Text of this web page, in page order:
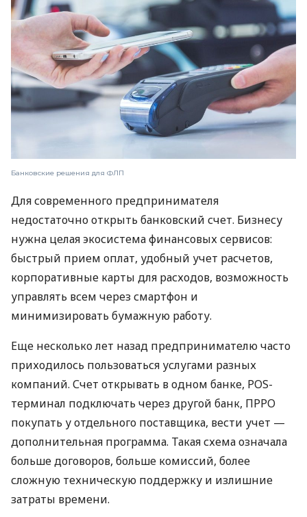
Банковские решения для ФЛП
Для современного предпринимателя
недостаточно открыть банковский счет. Бизнесу
нужна целая экосистема финансовых сервисов:
быстрый прием оплат, удобный учет расчетов,
корпоративные карты для расходов, возможность
управлять всем через смартфон и
минимизировать бумажную работу.
Еще несколько лет назад предпринимателю часто
приходилось пользоваться услугами разных
компаний. Счет открывать в одном банке, POS-
терминал подключать через другой банк, ПРРО
покупать у отдельного поставщика, вести учет —
дополнительная программа. Такая схема означала
больше договоров, больше комиссий, более
сложную техническую поддержку и излишние
затраты времени.